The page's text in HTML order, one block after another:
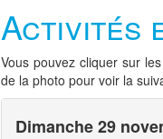
Activités
Vous pouvez cliquer sur
de la photo pour voir la
Dimanche 29